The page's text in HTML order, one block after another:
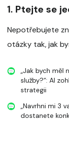
1. Ptejte se
Nepotřebujete
otázky tak, jak
„Jak bych měl
služby?“: AI
strategii
„Navrhni mi 3
dostanete